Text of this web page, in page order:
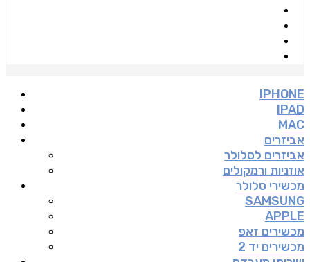
IPHONE
IPAD
MAC
אביזרים
אביזרים לסלולר
אוזניות ורמקולים
מכשירי סלולר
SAMSUNG
APPLE
מכשירים זאפ
מכשירים יד 2